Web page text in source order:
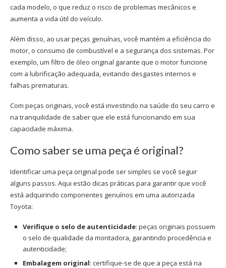
cada modelo, o que reduz o risco de problemas mecânicos e
aumenta a vida útil do veículo.
Além disso, ao usar peças genuínas, você mantém a eficiência do
motor, o consumo de combustível e a segurança dos sistemas. Por
exemplo, um filtro de óleo original garante que o motor funcione
com a lubrificação adequada, evitando desgastes internos e
falhas prematuras.
Com peças originais, você está investindo na saúde do seu carro e
na tranquilidade de saber que ele está funcionando em sua
capacidade máxima.
Como saber se uma peça é original?
Identificar uma peça original pode ser simples se você seguir
alguns passos. Aqui estão dicas práticas para garantir que você
está adquirindo componentes genuínos em uma autorizada
Toyota:
Verifique o selo de autenticidade: peças originais possuem
o selo de qualidade da montadora, garantindo procedência e
autenticidade;
Embalagem original: certifique-se de que a peça está na